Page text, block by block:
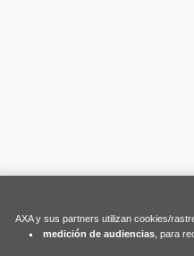
AXA y sus partners utilizan cookies/
medición de audiencias , para